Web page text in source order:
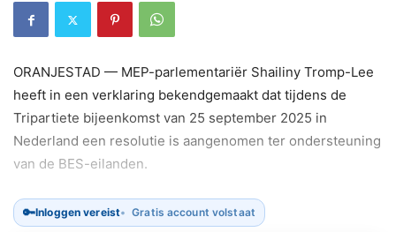
ORANJESTAD — MEP-parlementariër Shailiny Tromp-Lee
heeft in een verklaring bekendgemaakt dat tijdens de
Tripartiete bijeenkomst van 25 september 2025 in
Nederland een resolutie is aangenomen ter ondersteuning
van de BES-eilanden.
🔑Inloggen vereist Gratis account volstaat